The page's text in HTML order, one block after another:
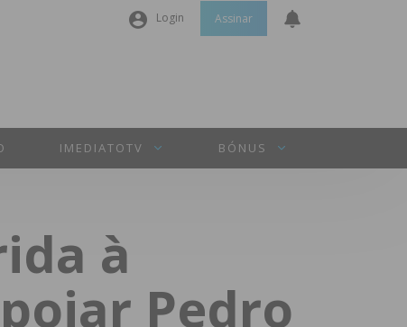
Login
Senha
Perdeu a sua senha?
Assinar
IMEDIATOTV BÓNUS
à
Pedro